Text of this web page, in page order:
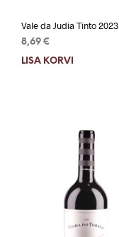
Vale da Judia Tinto 2023
8,69 €
LISA KORVI